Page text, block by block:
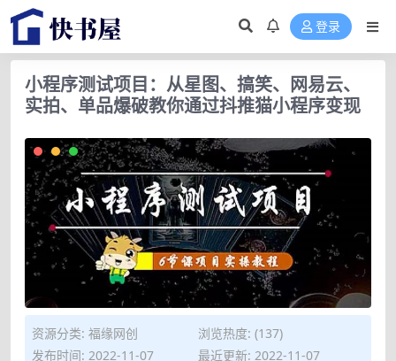
登录
小程序测试项目：从星图、搞笑、网易云、
实拍、单品爆破教你通过抖推猫小程序变现
资源分类: 福缘网创
浏览热度: (137)
发布时间: 2022-11-07
最近更新: 2022-11-07